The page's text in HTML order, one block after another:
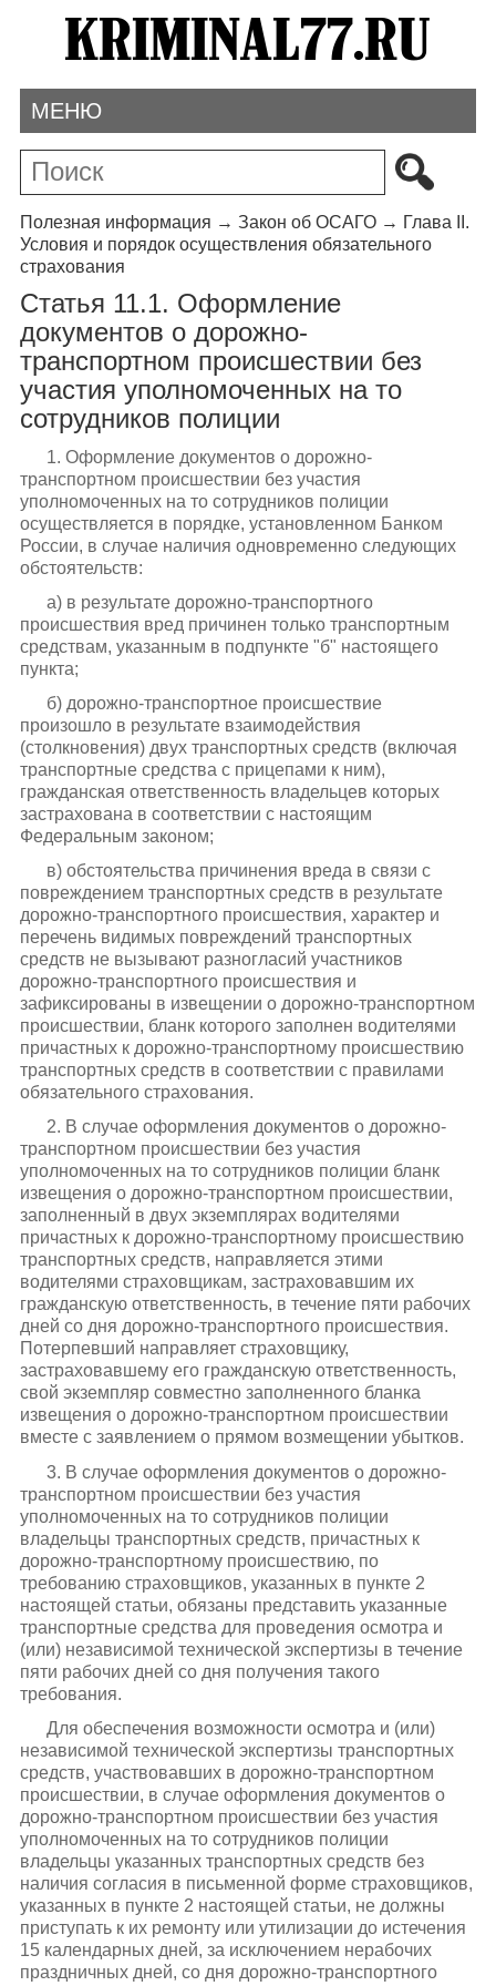
МЕНЮ
Полезная информация → Закон об ОСАГО→ Глава II.
Условия и порядок осуществления обязательного
страхования
Статья 11.1. Оформление
документов о дорожно-
транспортном происшествии без
участия уполномоченных на то
сотрудников полиции
1. Оформление документов о дорожно-
транспортном происшествии без участия
уполномоченных на то сотрудников полиции
осуществляется в порядке, установленном Банком
России, в случае наличия одновременно следующих
обстоятельств:
а) в результате дорожно-транспортного
происшествия вред причинен только транспортным
средствам, указанным в подпункте "б" настоящего
пункта;
б) дорожно-транспортное происшествие
произошло в результате взаимодействия
(столкновения) двух транспортных средств (включая
транспортные средства с прицепами к ним),
гражданская ответственность владельцев которых
застрахована в соответствии с настоящим
Федеральным законом;
в) обстоятельства причинения вреда в связи с
повреждением транспортных средств в результате
дорожно-транспортного происшествия, характер и
перечень видимых повреждений транспортных
средств не вызывают разногласий участников
дорожно-транспортного происшествия и
зафиксированы в извещении о дорожно-транспортном
происшествии, бланк которого заполнен водителями
причастных к дорожно-транспортному происшествию
транспортных средств в соответствии с правилами
обязательного страхования.
2. В случае оформления документов о дорожно-
транспортном происшествии без участия
уполномоченных на то сотрудников полиции бланк
извещения о дорожно-транспортном происшествии,
заполненный в двух экземплярах водителями
причастных к дорожно-транспортному происшествию
транспортных средств, направляется этими
водителями страховщикам, застраховавшим их
гражданскую ответственность, в течение пяти рабочих
дней со дня дорожно-транспортного происшествия.
Потерпевший направляет страховщику,
застраховавшему его гражданскую ответственность,
свой экземпляр совместно заполненного бланка
извещения о дорожно-транспортном происшествии
вместе с заявлением о прямом возмещении убытков.
3. В случае оформления документов о дорожно-
транспортном происшествии без участия
уполномоченных на то сотрудников полиции
владельцы транспортных средств, причастных к
дорожно-транспортному происшествию, по
требованию страховщиков, указанных в пункте 2
настоящей статьи, обязаны представить указанные
транспортные средства для проведения осмотра и
(или) независимой технической экспертизы в течение
пяти рабочих дней со дня получения такого
требования.
Для обеспечения возможности осмотра и (или)
независимой технической экспертизы транспортных
средств, участвовавших в дорожно-транспортном
происшествии, в случае оформления документов о
дорожно-транспортном происшествии без участия
уполномоченных на то сотрудников полиции
владельцы указанных транспортных средств без
наличия согласия в письменной форме страховщиков,
указанных в пункте 2 настоящей статьи, не должны
приступать к их ремонту или утилизации до истечения
15 календарных дней, за исключением нерабочих
праздничных дней, со дня дорожно-транспортного